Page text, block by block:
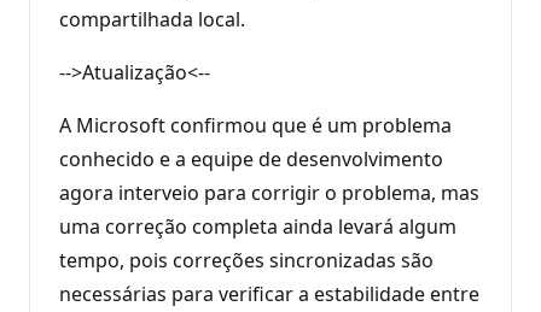
compartilhada local.
-->Atualização<--
A Microsoft confirmou que é um problema
conhecido e a equipe de desenvolvimento
agora interveio para corrigir o problema, mas
uma correção completa ainda levará algum
tempo, pois correções sincronizadas são
necessárias para verificar a estabilidade entre